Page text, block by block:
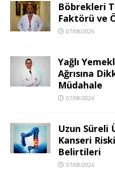
Böbrekleri
Faktörü ve
07/08/2026
Yağlı
Ağrısına
Müdahale
07/08/2026
Uzun
Kanseri
Belirtileri
07/08/2026